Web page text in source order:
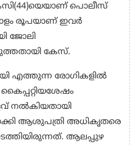
പൊലീസ്
രൂപയാണ് ഇവർ
ജോലി
കേസ്.
എത്തുന്ന രോഗികളിൽ
നൽകിയതായി
ആശുപത്രി അധികൃതരെ
നടത്തിയിരുന്നത്. ആലപ്പുഴ